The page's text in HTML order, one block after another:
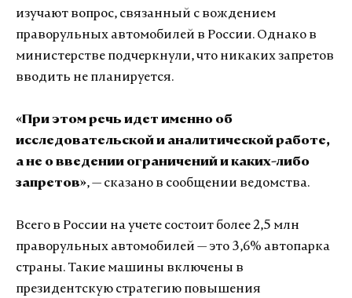
изучают вопрос, связанный с вождением
праворульных автомобилей в России. Однако в
министерстве подчеркнули, что никаких запретов
вводить не планируется.
«При этом речь идет именно об
исследовательской и аналитической работе,
а не о введении ограничений и каких-либо
запретов», — сказано в сообщении ведомства.
Всего в России на учете состоит более 2,5 млн
праворульных автомобилей — это 3,6% автопарка
страны. Такие машины включены в
президентскую стратегию повышения